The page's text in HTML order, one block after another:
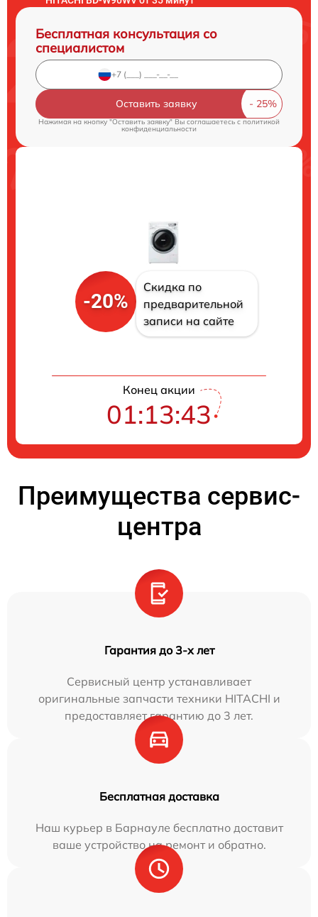
Бесплатная консультация со
специалистом
Оставить заявку
Нажимая на кнопку "Оставить заявку" Вы соглашаетесь cполитикой
конфиденциальности
-20%
Скидка по
предварительной
записи на сайте
Конец акции
01:13:42
Преимущества сервис-
центра
Гарантия до 3-х лет
Сервисный центр устанавливает
оригинальные запчасти техники HITACHI и
предоставляет гарантию до 3 лет.
Бесплатная доставка
Наш курьер в Барнауле бесплатно доставит
ваше устройство на ремонт и обратно.